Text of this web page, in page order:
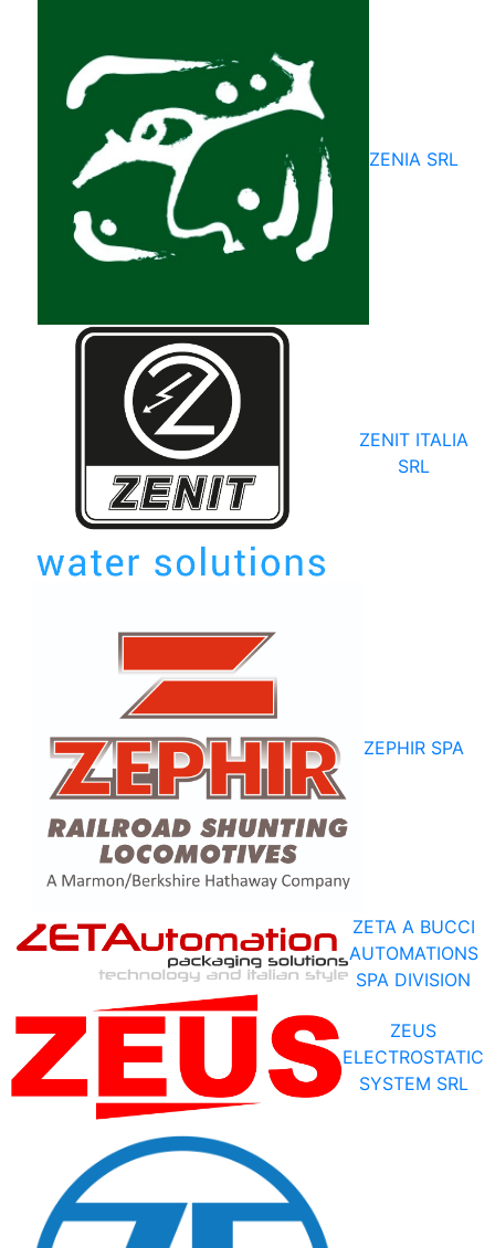
ZENIA SRL
ZENIT ITALIA
SRL
ZEPHIR SPA
ZETA A BUCCI
AUTOMATIONS
SPA DIVISION
ZEUS
ELECTROSTATIC
SYSTEM SRL